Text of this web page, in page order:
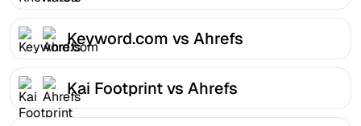
Keyword.com vs Ahrefs
Kai Footprint vs Ahrefs